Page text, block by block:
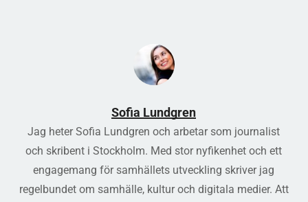
Sofia Lundgren
Jag heter Sofia Lundgren och arbetar som journalist
och skribent i Stockholm. Med stor nyfikenhet och ett
engagemang för samhällets utveckling skriver jag
regelbundet om samhälle, kultur och digitala medier. Att